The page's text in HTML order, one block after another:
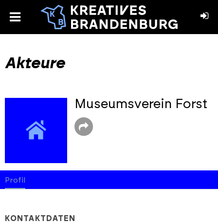
toggle
Akteure
Museumsverein Forst
Profil
KONTAKTDATEN